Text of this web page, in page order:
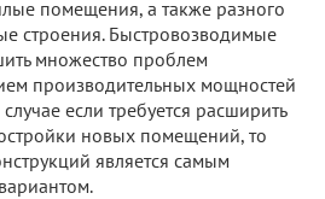
помещения, а также разного
строения. Быстровозводимые
множество проблем
производительных мощностей
если требуется расширить
новых помещений, то
является самым